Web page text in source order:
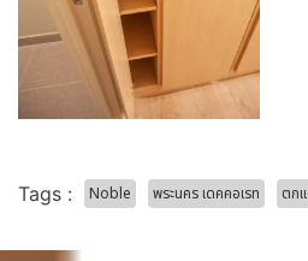
Tags : Noble พระนคร เดคคอเรท ตก